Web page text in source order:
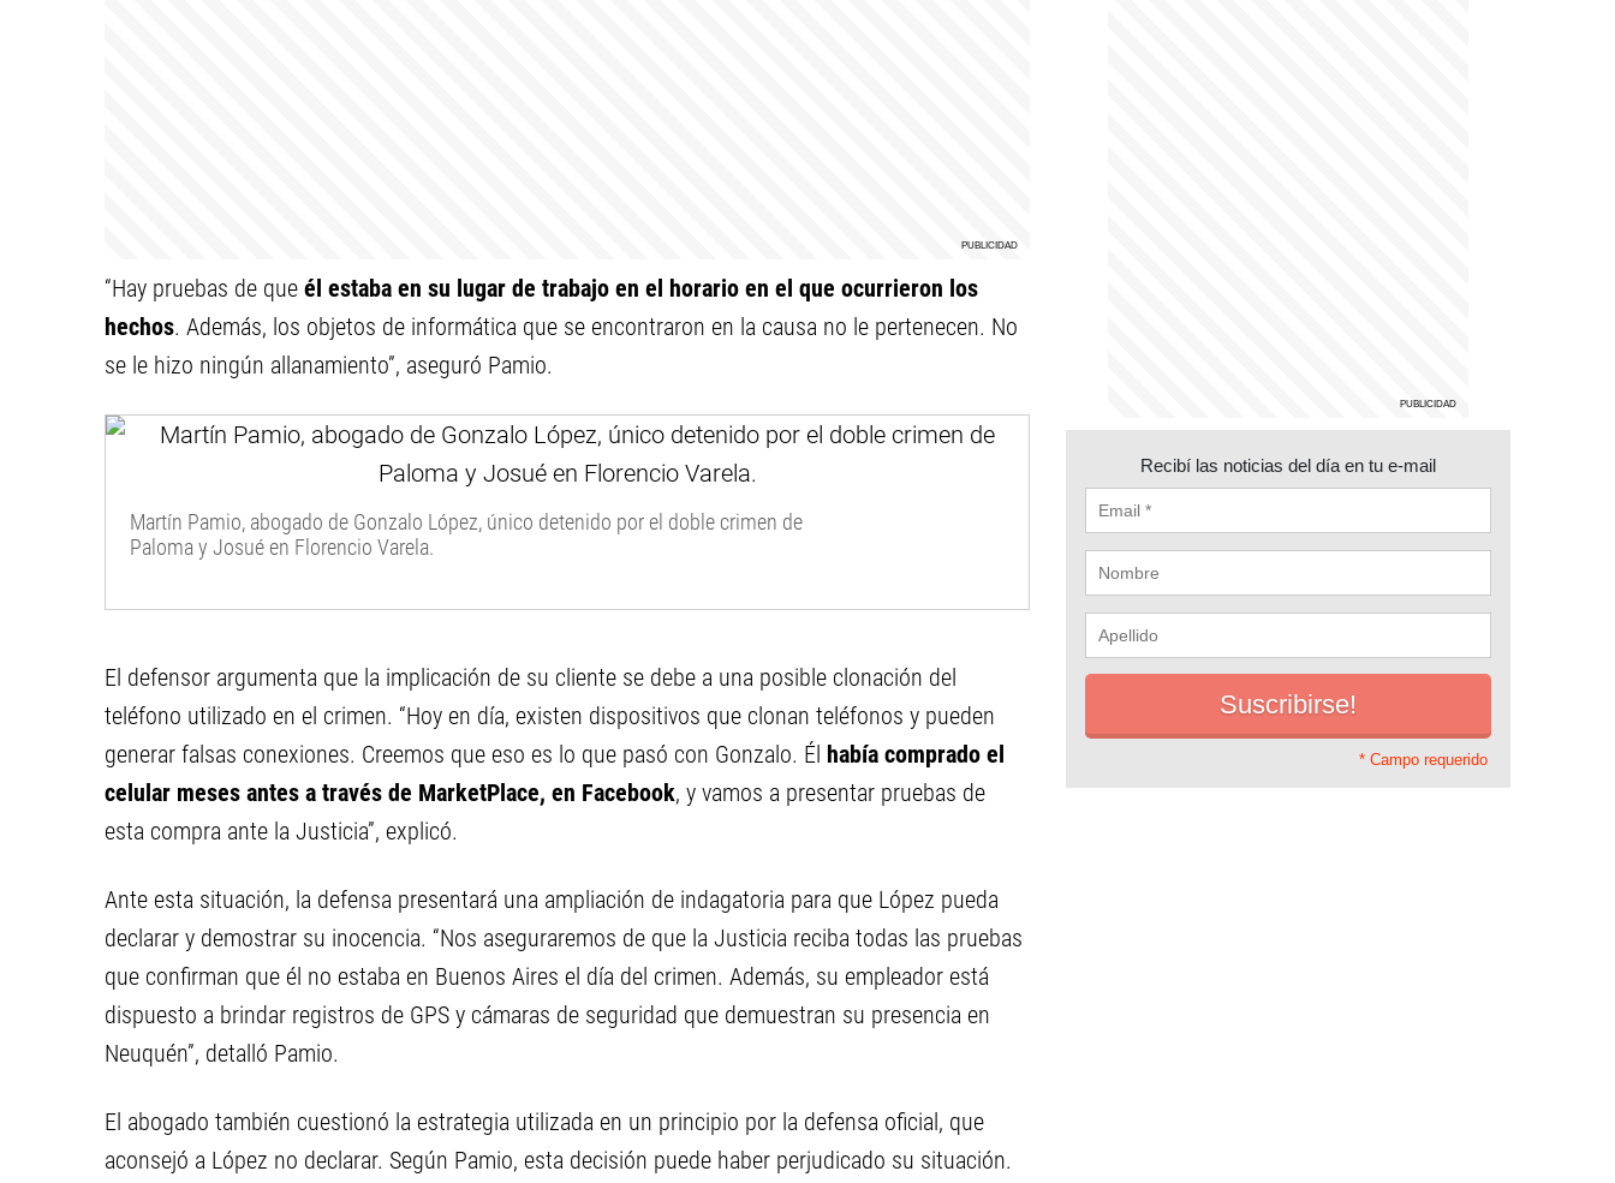
“Hay pruebas de que él estaba en su lugar de trabajo en el horario en el que ocurrieron los
hechos. Además, los objetos de informática que se encontraron en la causa no le pertenecen. No
se le hizo ningún allanamiento”, aseguró Pamio.
Martín Pamio, abogado de Gonzalo López, único detenido por el doble crimen de
Paloma y Josué en Florencio Varela.
El defensor argumenta que la implicación de su cliente se debe a una posible clonación del
teléfono utilizado en el crimen. “Hoy en día, existen dispositivos que clonan teléfonos y pueden
generar falsas conexiones. Creemos que eso es lo que pasó con Gonzalo. Él había comprado el
celular meses antes a través de MarketPlace, en Facebook, y vamos a presentar pruebas de
esta compra ante la Justicia”, explicó.
Ante esta situación, la defensa presentará una ampliación de indagatoria para que López pueda
declarar y demostrar su inocencia. “Nos aseguraremos de que la Justicia reciba todas las pruebas
que confirman que él no estaba en Buenos Aires el día del crimen. Además, su empleador está
dispuesto a brindar registros de GPS y cámaras de seguridad que demuestran su presencia en
Neuquén”, detalló Pamio.
El abogado también cuestionó la estrategia utilizada en un principio por la defensa oficial, que
aconsejó a López no declarar. Según Pamio, esta decisión puede haber perjudicado su situación.
Recibí las noticias del día en tu e-mail
* Campo requerido